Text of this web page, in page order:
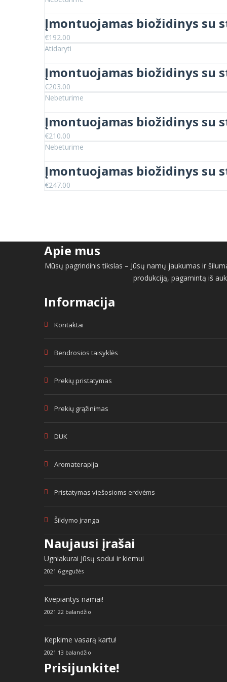
€240.00.€209.00.
Įmontuojamas biožidinys su
€192.00
Atidaryti
Įmontuojamas biožidinys su
€203.00
Nebeturime
Įmontuojamas biožidinys su
€210.00
Nebeturime
Įmontuojamas biožidinys su
€247.00
Apie mus
Mūsų pagrindinis tikslas – Jūsų namų jaukumas ir
produkciją, pagamintą iš
Informacija
Kontaktai
Bendrosios taisyklės
Prekių pristatymas
Prekių grąžinimas
DUK
Aromaterapija
Pristatymas viešosioms erdvėms
Šildymo įranga
Naujausi įrašai
Ugniakurai Jūsų sodui ir kiemui
2021 6 gegužės
Kvepiantys namai!
2021 22 balandžio
Kepkime vasarą kartu!
2021 13 balandžio
Prisijunkite!